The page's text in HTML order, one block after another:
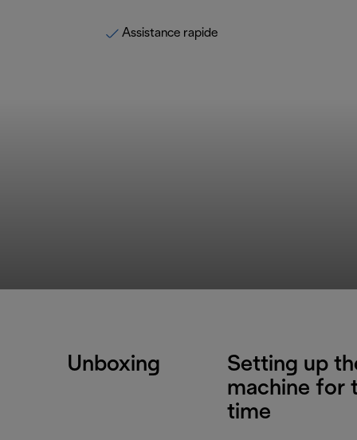
Assistance rapide
Unboxing
Setting up
machine for
time